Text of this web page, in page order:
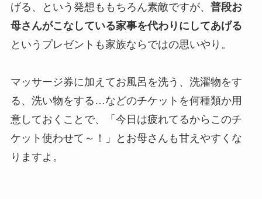
げる、という発想ももちろん素敵ですが、 普段お
母さんがこなしている家事を代わりにしてあげる
というプレゼントも家族ならではの思いやり。
マッサージ券に加えてお風呂を洗う、洗濯物をす
る、洗い物をする…などのチケットを何種類か用
意しておくことで、「今日は疲れてるからこのチ
ケット使わせて～！」とお母さんも甘えやすくな
りますよ。